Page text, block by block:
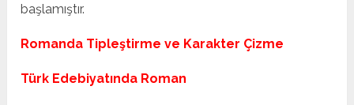
başlamıştır.
Romanda Tipleştirme ve Karakter Çizme
Türk Edebiyatında Roman